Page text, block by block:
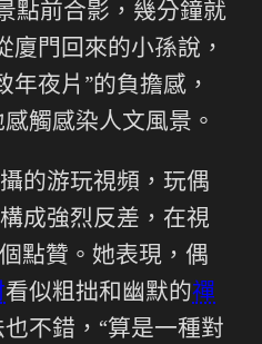
點前合影，幾分鐘就
廈門回來的小孫說，
年夜片”的負擔感，
觸感染人文風景。
的游玩視頻，玩偶
成強烈反差，在視
點贊。她表現，偶
看似粗拙和幽默的禪
不錯，“算是一種對